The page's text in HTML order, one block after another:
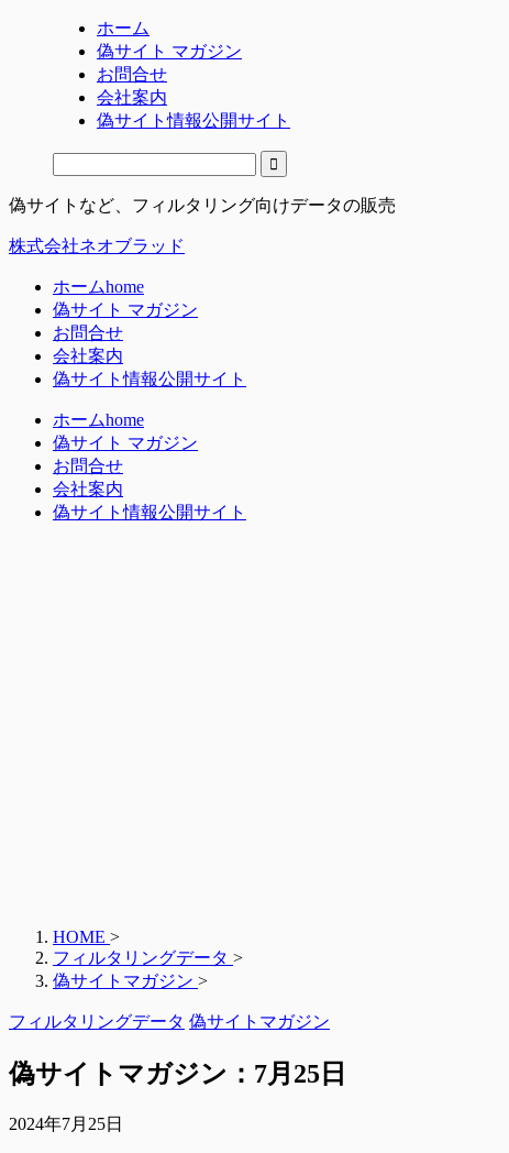
ホーム
偽サイト マガジン
お問合せ
会社案内
偽サイト情報公開サイト
偽サイトなど、フィルタリング向けデータの販売
株式会社ネオブラッド
ホームhome
偽サイト マガジン
お問合せ
会社案内
偽サイト情報公開サイト
ホームhome
偽サイト マガジン
お問合せ
会社案内
偽サイト情報公開サイト
HOME >
フィルタリングデータ >
偽サイトマガジン >
フィルタリングデータ 偽サイトマガジン
偽サイトマガジン：7月25日
2024年7月25日